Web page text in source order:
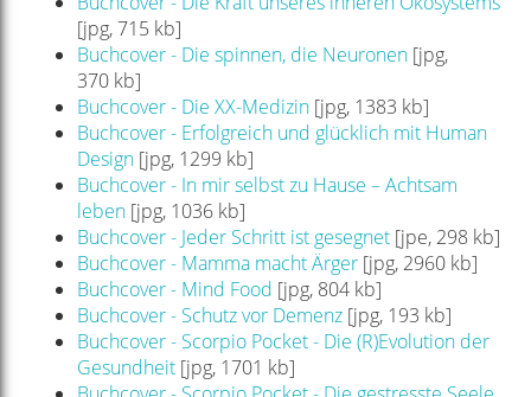
[jpg, 715 kb]
Buchcover - Die spinnen, die Neuronen[jpg,
370 kb]
Buchcover - Die XX-Medizin[jpg, 1383 kb]
Buchcover - Erfolgreich und glücklich mit Human
Design[jpg, 1299 kb]
Buchcover - In mir selbst zu Hause – Achtsam
leben[jpg, 1036 kb]
Buchcover - Jeder Schritt ist gesegnet[jpe, 298 kb]
Buchcover - Mamma macht Ärger[jpg, 2960 kb]
Buchcover - Mind Food [jpg, 804 kb]
Buchcover - Schutz vor Demenz[jpg, 193 kb]
Buchcover - Scorpio Pocket - Die (R)Evolution der
Gesundheit[jpg, 1701 kb]